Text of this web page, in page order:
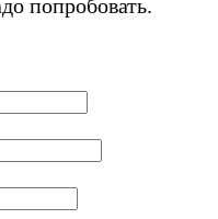
попробовать.